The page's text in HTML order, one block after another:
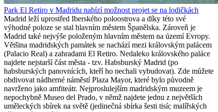
Park El Retiro v Madridu nabízí možnost projet se na lodičkách
Madrid leží uprostřed Iberského poloostrova a díky této své
výhodné poloze se stal hlavním městem Španělska. Zároveň je
Madrid také nejvýše položeným hlavním městem na území Evropy.
Většina madridských památek se nachází mezi královským palácem
(Palacio Real) a zahradami El Retiro. Nedaleko královského paláce
najdete nejstarší část města - tzv. Habsburský Madrid (po
habsburských panovnících, kteří ho nechali vybudovat). Zde můžete
obdivovat nádherné náměstí Plaza Mayor, které bylo původně
navrženo jako amfiteátr. Nejproslulejším madridským muzeem je
nepochybně Museo del Prado, v němž najdete jednu z největších
uměleckých sbírek na světě (jedinečná sbírka šesti tisíc malířských